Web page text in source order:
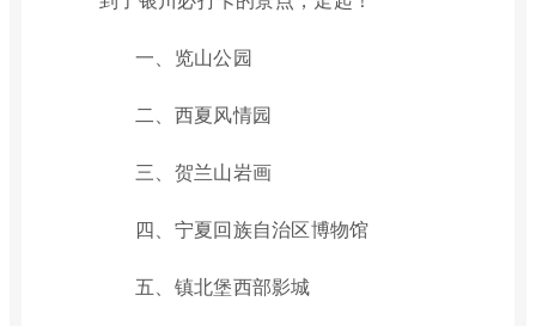
一、览山公园
二、西夏风情园
三、贺兰山岩画
四、宁夏回族自治区博物馆
五、镇北堡西部影城